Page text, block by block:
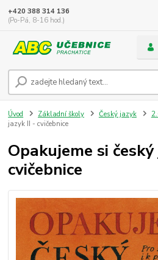
+420 388 314 136
(Po-Pá, 8-16 hod.)
Úvod Základní školy Český jazyk
jazyk II - cvičebnice
Opakujeme si
cvičebnice